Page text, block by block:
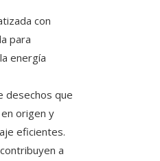
con
para
energía
desechos que
origen y
eficientes.
a